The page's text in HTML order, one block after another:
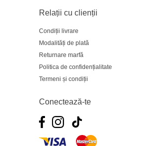
Relații cu clienții
Condiții livrare
Modalități de plată
Returnare marfă
Politica de confidențialitate
Termeni și condiții
Conectează-te